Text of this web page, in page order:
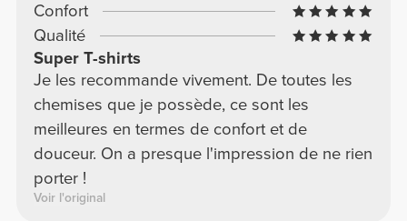
Confort
Qualité
Super T-shirts
Je les recommande vivement. De toutes les
chemises que je possède, ce sont les
meilleures en termes de confort et de
douceur. On a presque l'impression de ne rien
porter !
Voir l'original